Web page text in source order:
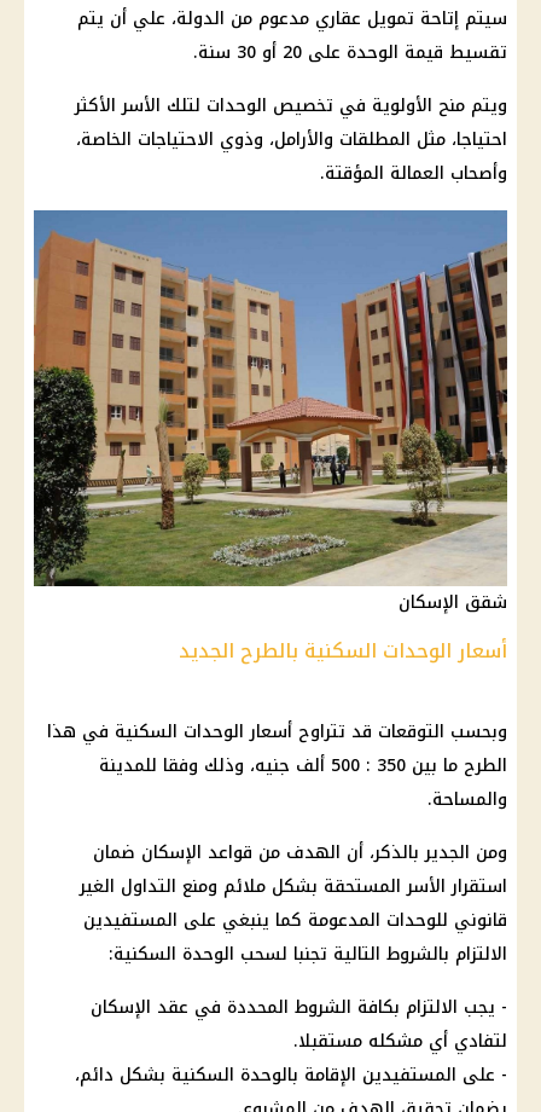
سيتم إتاحة تمويل عقاري مدعوم من الدولة، علي أن يتم
تقسيط قيمة الوحدة على 20 أو 30 سنة.
ويتم منح الأولوية في تخصيص الوحدات لتلك الأسر الأكثر
احتياجا، مثل المطلقات والأرامل، وذوي الاحتياجات الخاصة،
وأصحاب العمالة المؤقتة.
شقق الإسكان
أسعار الوحدات السكنية بالطرح الجديد
وبحسب التوقعات قد تتراوح أسعار الوحدات السكنية في هذا
الطرح ما بين 350 : 500 ألف جنيه، وذلك وفقا للمدينة
والمساحة.
ومن الجدير بالذكر، أن الهدف من قواعد الإسكان ضمان
استقرار الأسر المستحقة بشكل ملائم ومنع التداول الغير
قانوني للوحدات المدعومة كما ينبغي على المستفيدين
الالتزام بالشروط التالية تجنبا لسحب الوحدة السكنية:
- يجب الالتزام بكافة الشروط المحددة في عقد الإسكان
لتفادي أي مشكله مستقبلا.
- على المستفيدين الإقامة بالوحدة السكنية بشكل دائم،